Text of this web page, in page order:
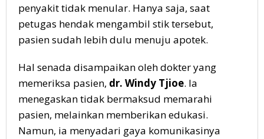
penyakit tidak menular. Hanya saja, saat
petugas hendak mengambil stik tersebut,
pasien sudah lebih dulu menuju apotek.
Hal senada disampaikan oleh dokter yang
memeriksa pasien, dr. Windy Tjioe. Ia
menegaskan tidak bermaksud memarahi
pasien, melainkan memberikan edukasi.
Namun, ia menyadari gaya komunikasinya